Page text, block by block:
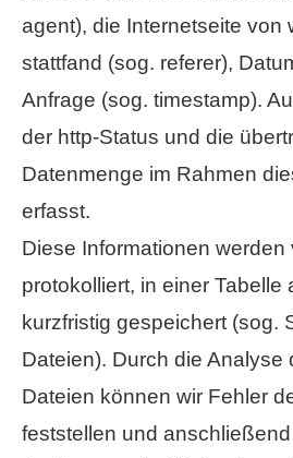
agent), die Internetseite von
stattfand (sog. referer),
Anfrage (sog. timestamp).
der http-Status und die
Datenmenge im Rahmen
erfasst.
Diese Informationen werden
protokolliert, in einer Tabelle
kurzfristig gespeichert (sog.
Dateien). Durch die Analyse
Dateien können wir Fehler
feststellen und